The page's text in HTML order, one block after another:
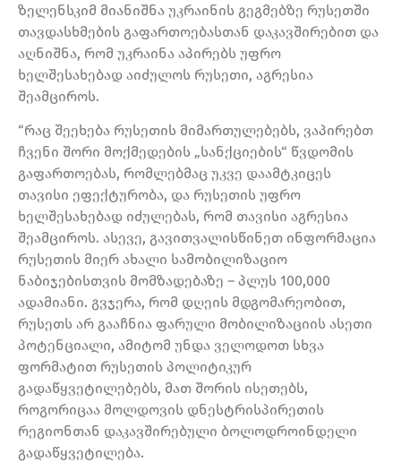
ზელენსკიმ მიანიშნა უკრაინის გეგმებზე რუსეთში
თავდასხმების გაფართოებასთან დაკავშირებით და
აღნიშნა, რომ უკრაინა აპირებს უფრო
ხელშესახებად აიძულოს რუსეთი, აგრესია
შეამციროს.
“რაც შეეხება რუსეთის მიმართულებებს, ვაპირებთ
ჩვენი შორი მოქმედების „სანქციების“ წვდომის
გაფართოებას, რომლებმაც უკვე დაამტკიცეს
თავისი ეფექტურობა, და რუსეთის უფრო
ხელშესახებად იძულებას, რომ თავისი აგრესია
შეამციროს. ასევე, გავითვალისწინეთ ინფორმაცია
რუსეთის მიერ ახალი სამობილიზაციო
ნაბიჯებისთვის მომზადებაზე – პლუს 100,000
ადამიანი. გვჯერა, რომ დღეის მდგომარეობით,
რუსეთს არ გააჩნია ფარული მობილიზაციის ასეთი
პოტენციალი, ამიტომ უნდა ველოდოთ სხვა
ფორმატით რუსეთის პოლიტიკურ
გადაწყვეტილებებს, მათ შორის ისეთებს,
როგორიცაა მოლდოვის დნესტრისპირეთის
რეგიონთან დაკავშირებული ბოლოდროინდელი
გადაწყვეტილება.